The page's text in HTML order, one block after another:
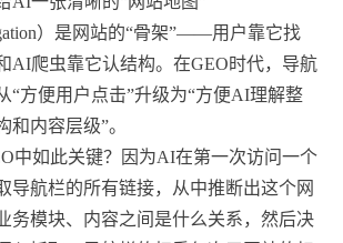
）是网站的“骨架”——用户靠它找
AI爬虫靠它认结构。在GEO时代，导航
“方便用户点击”升级为“方便AI理解整
和内容层级”。
中如此关键？因为AI在第一次访问一个
导航栏的所有链接，从中推断出这个网
务模块、内容之间是什么关系，然后决